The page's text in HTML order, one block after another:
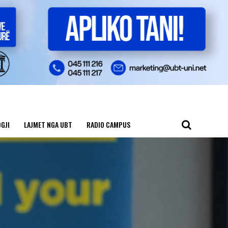
LAJMET NGA UBT RADIO CAMPUS